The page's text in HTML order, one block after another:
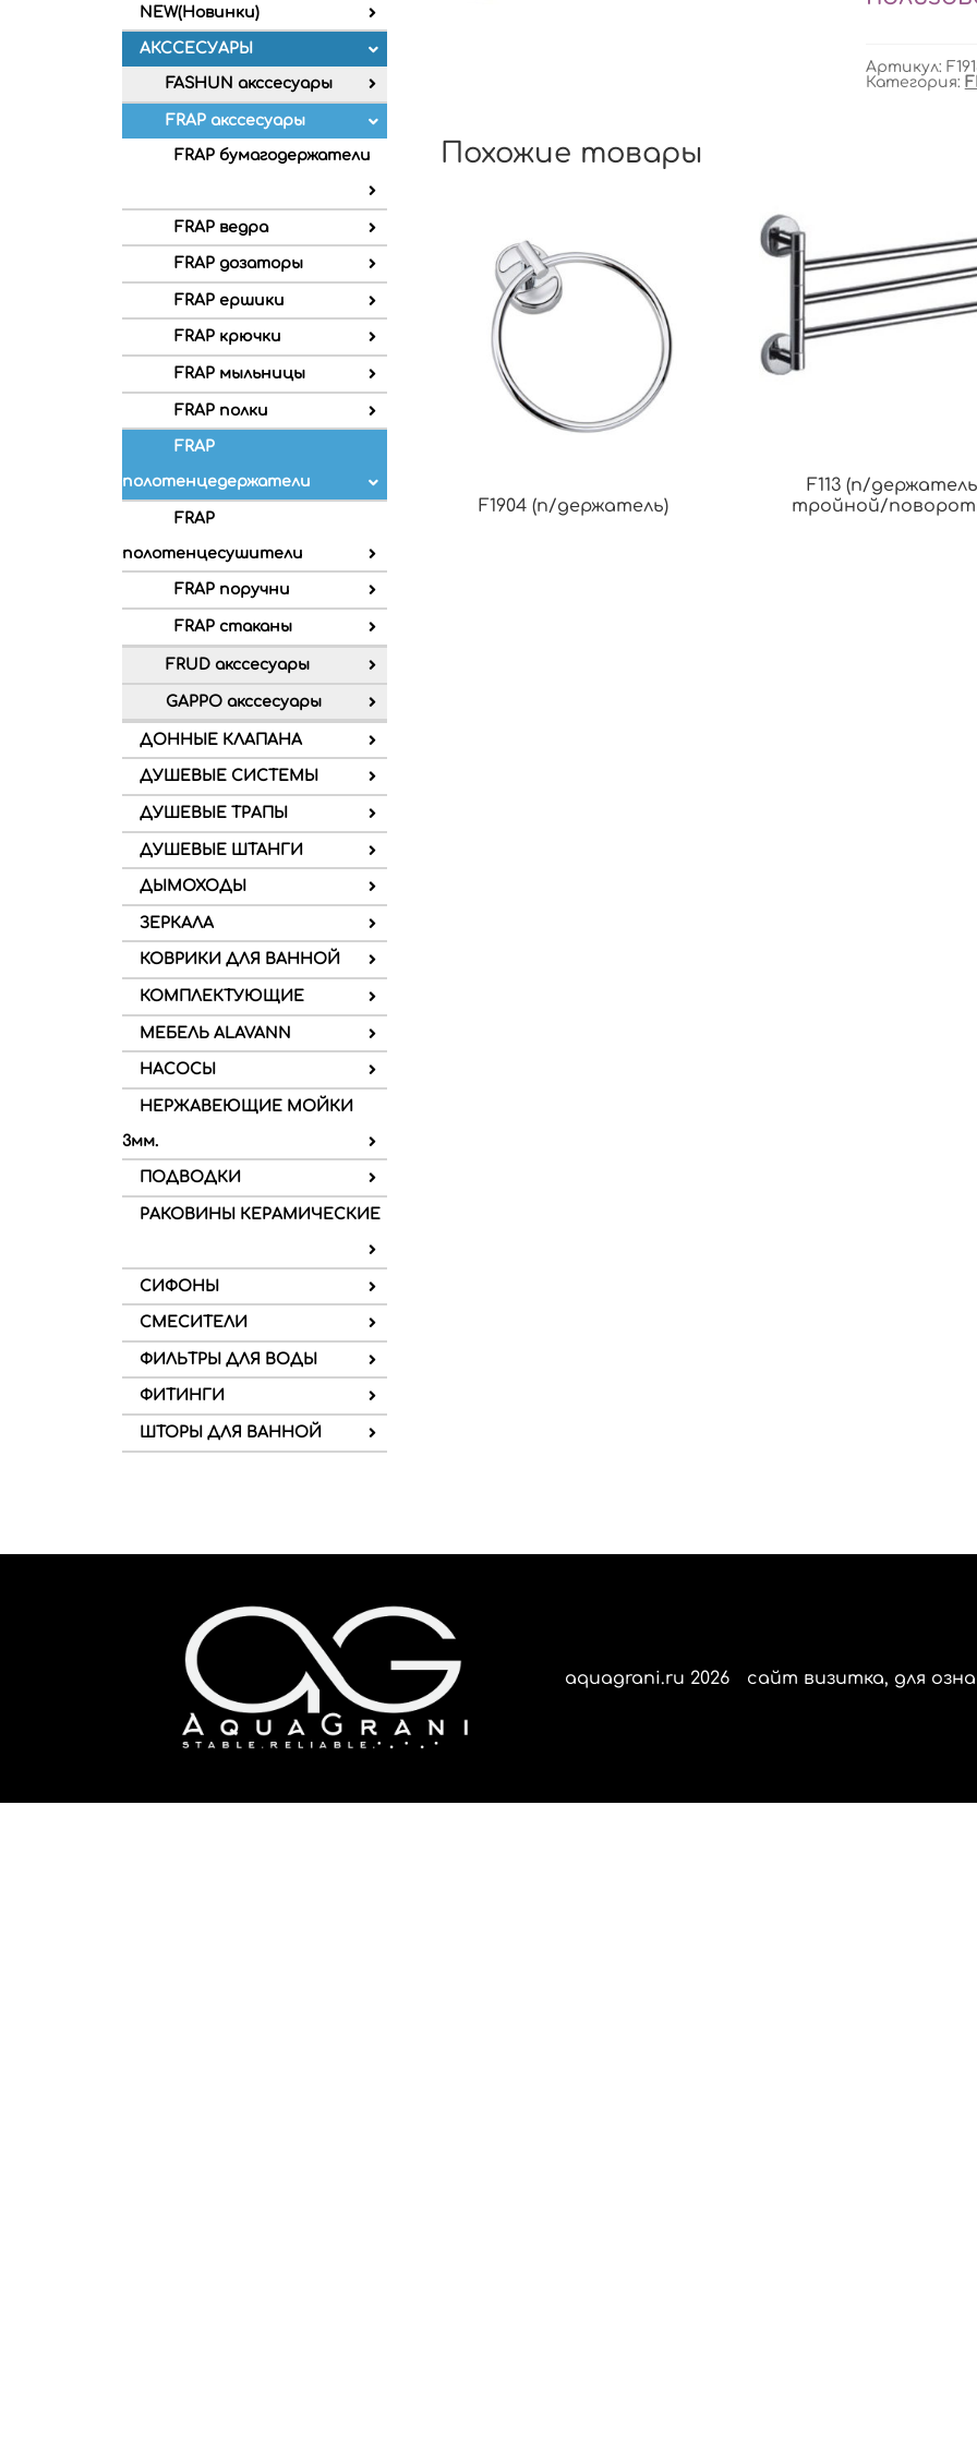
NEW(Новинки)
АКССЕСУАРЫ
FASHUN акссесуары
FRAP акссесуары
FRAP бумагодержатели
FRAP ведра
FRAP дозаторы
FRAP ершики
FRAP крючки
FRAP мыльницы
FRAP полки
FRAP
полотенцедержатели
FRAP
полотенцесушители
FRAP поручни
FRAP стаканы
FRUD акссесуары
GAPPO акссесуары
ДОННЫЕ КЛАПАНА
ДУШЕВЫЕ СИСТЕМЫ
ДУШЕВЫЕ ТРАПЫ
ДУШЕВЫЕ ШТАНГИ
ДЫМОХОДЫ
ЗЕРКАЛА
КОВРИКИ ДЛЯ ВАННОЙ
КОМПЛЕКТУЮЩИЕ
МЕБЕЛЬ ALAVANN
НАСОСЫ
НЕРЖАВЕЮЩИЕ МОЙКИ
3мм.
ПОДВОДКИ
РАКОВИНЫ КЕРАМИЧЕСКИЕ
СИФОНЫ
СМЕСИТЕЛИ
ФИЛЬТРЫ ДЛЯ ВОДЫ
ФИТИНГИ
ШТОРЫ ДЛЯ ВАННОЙ
Артикул:
Категория:
Похожие товары
F1904 (п/держатель)
F113 (п/держатель
тройной/
aquagrani.ru 2026 сайт визитка, для